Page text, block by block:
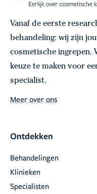
Vanaf de eerste
behandeling: wij zijn
cosmetische ingrepen.
keuze te maken voor
specialist.
Meer over ons
Ontdekken
Behandelingen
Klinieken
Specialisten